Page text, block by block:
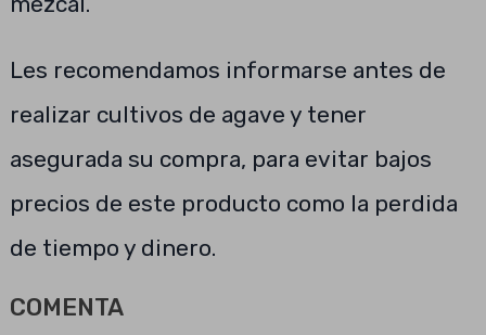
Les recomendamos informarse antes de
realizar cultivos de agave y tener
asegurada su compra, para evitar bajos
precios de este producto como la perdida
de tiempo y dinero.
COMENTA